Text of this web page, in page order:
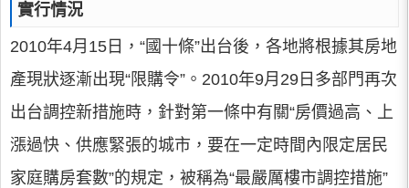
實行情況
2010年4月15日，“國十條”出台後，各地將根據其房地
產現狀逐漸出現“限購令”。2010年9月29日多部門再次
出台調控新措施時，針對第一條中有關“房價過高、上
漲過快、供應緊張的城市，要在一定時間內限定居民
家庭購房套數”的規定，被稱為“最嚴厲樓市調控措施”